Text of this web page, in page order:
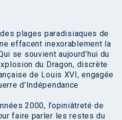
plages paradisiaques de
effacent inexorablement la
se souvient aujourd’hui du
du Dragon, discrète
de Louis XVI, engagée
d’Indépendance
2000, l’opiniâtreté de
faire parler les restes du